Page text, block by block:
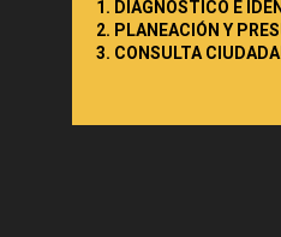
1. DIAGNÓSTICO E
2. PLANEACIÓN Y
3. CONSULTA